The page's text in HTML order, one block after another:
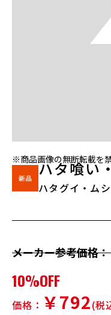
※商品画像の無断転載を禁
ハタ喰い
ハタグイ・ム
メーカー参考価格
10%OFF
価格： ￥792(税